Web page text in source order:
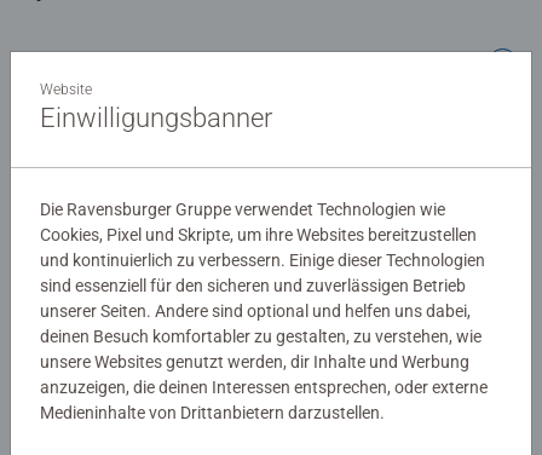
Coole Designs, leuchtende Farben und glänzender Lack
12. Die Motivlinien sind bereits vorgedruckt und
nummeriert und müssen mit den fertig gemischten
Acrylfarben ausgemalt werden. Das ist Malspaß mit
Erfolgsgarantie für eine einzigartige Wanddekoration.
Malen war noch nie so einfach!
Mit CreArt - Malen nach Zahlen von Ravensburger den
Weg zur inneren Ruhe und Entspannung finden. Einfach
Details
Artikelnummer:
12023196
EAN:
4005555231967
Warnhinweise und Herstellerinformation
Website
Einwilligungsbanner
Die Ravensburger Gruppe verwendet Technologien wie
Cookies, Pixel und Skripte, um ihre Websites bereitzustellen
und kontinuierlich zu verbessern. Einige dieser Technologien
sind essenziell für den sicheren und zuverlässigen Betrieb
unserer Seiten. Andere sind optional und helfen uns dabei,
deinen Besuch komfortabler zu gestalten, zu verstehen, wie
unsere Websites genutzt werden, dir Inhalte und Werbung
anzuzeigen, die deinen Interessen entsprechen, oder externe
Medieninhalte von Drittanbietern darzustellen.